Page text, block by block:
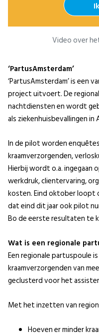
Video over
‘PartusAmsterdam’
‘PartusAmsterdam’ is een
project uitvoert. De
nachtdiensten en wordt
als ziekenhuisbevallingen in
In de pilot worden
kraamverzorgenden,
Hierbij wordt o.a. ingegaan
werkdruk, clientervaring,
kosten. Eind oktober loopt
dat eind dit jaar ook pilot
Bo de eerste resultaten te
Wat is een regionale
Een regionale partuspoule
kraamverzorgenden van
geclusterd voor het
Met het inzetten van
Hoeven er minder